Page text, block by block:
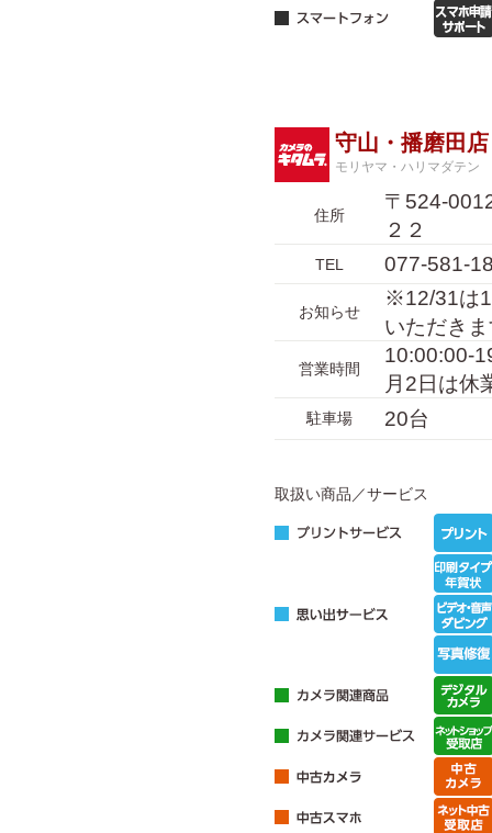
守山・播磨田店
モリヤマ・ハリマダテン
住所
〒524-
２２
TEL 077-581-
お知らせ
※12/31は
いただき
営業時間
10:00:00-
月2日は休
駐車場 20台
取扱い商品／サービス